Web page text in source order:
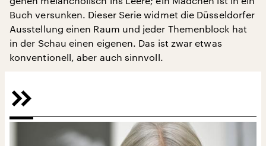
Buch versunken. Dieser Serie widmet die Düsseldorfer
Ausstellung einen Raum und jeder Themenblock hat
in der Schau einen eigenen. Das ist zwar etwas
konventionell, aber auch sinnvoll.